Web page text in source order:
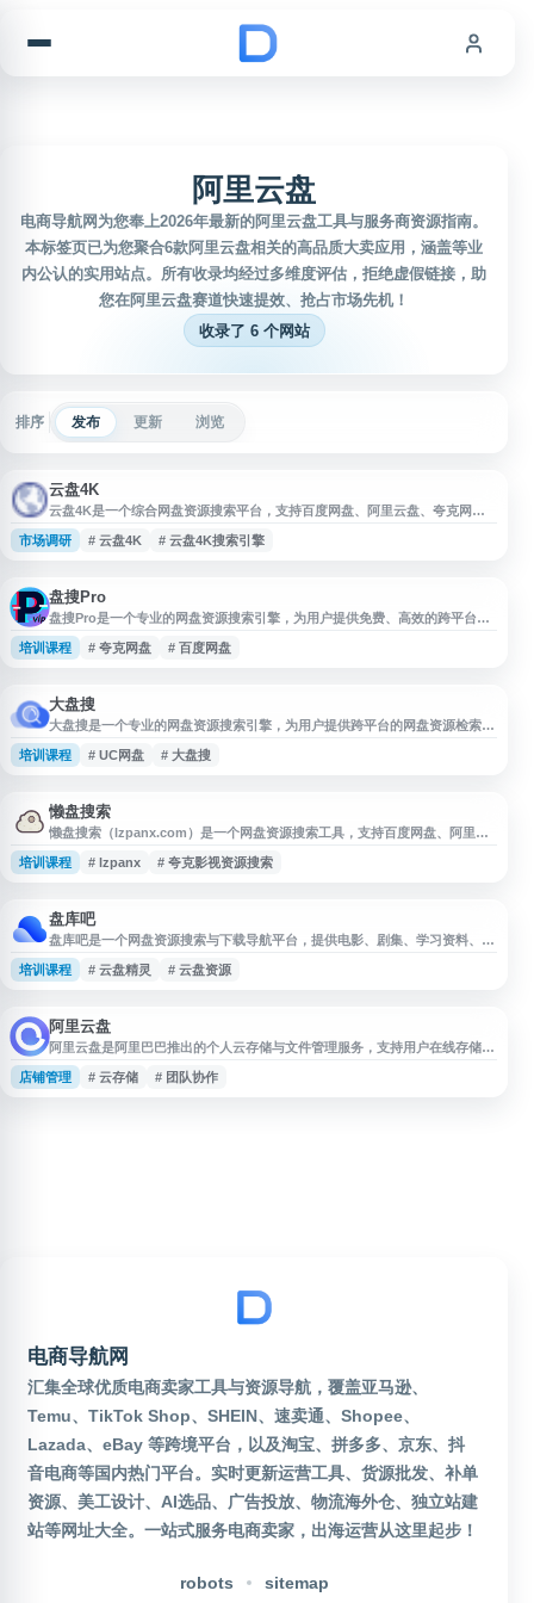
阿里云盘
电商导航网为您奉上2026年最新的阿里云盘工具与服务商资源指南。
本标签页已为您聚合6款阿里云盘相关的高品质大卖应用，涵盖等业
内公认的实用站点。所有收录均经过多维度评估，拒绝虚假链接，助
您在阿里云盘赛道快速提效、抢占市场先机！
收录了 6 个网站
排序 发布 更新 浏览
云盘4K
云盘4K是一个综合网盘资源搜索平台，支持百度网盘、阿里云盘、夸克网盘
等多类网盘内容检索。网站可用于搜索电影、资料及各类分享资源，并提供有
效链接识别与无效资源过滤功能，帮助用户更快查找可用网盘资源。平台资源
市场调研 # 云盘4K # 云盘4K搜索引擎
盘搜Pro
盘搜Pro是一个专业的网盘资源搜索引擎，为用户提供免费、高效的跨平台网
盘资源检索服务。该平台支持搜索阿里云盘、百度网盘、夸克网盘、迅雷网
盘、UC网盘、蓝奏云盘和115网盘等主流网盘中的公开分享资源，帮助用户快
学习资料、软
培训课程 # 夸克网盘 # 百度网盘
大盘搜
大盘搜是一个专业的网盘资源搜索引擎，为用户提供跨平台的网盘资源检索服
务。该平台支持夸克网盘、迅雷云盘、百度网盘、UC网盘、阿里云盘等主流
网盘的资源搜索，帮助用户快速定位和获取所需文件。 网站采用聚合搜索技
接等信息，方便用户直
培训课程 # UC网盘 # 大盘搜
懒盘搜索
懒盘搜索（lzpanx.com）是一个网盘资源搜索工具，支持百度网盘、阿里云
盘、夸克网盘等平台资源检索，用户可用于查找学习资料、文档、影视等网盘
分享内容。网站提供关键词搜索服务，帮助用户快速定位相关资源链接，适合
培训课程 # lzpanx # 夸克影视资源搜索
盘库吧
盘库吧是一个网盘资源搜索与下载导航平台，提供电影、剧集、学习资料、软
件等多类云盘资源检索服务。网站支持百度网盘、阿里云盘、夸克网盘、迅雷
云盘等资源搜索，内容每日更新，方便用户快速查找所需网盘链接与相关资源
培训课程 # 云盘精灵 # 云盘资源
阿里云盘
阿里云盘是阿里巴巴推出的个人云存储与文件管理服务，支持用户在线存储、
同步和管理图片、视频、文档等多类型文件。通过网页端及客户端，用户可进
行文件上传、下载、预览、分享和备份，适用于日常资料保存、多设备访问和
店铺管理 # 云存储 # 团队协作
电商导航网
汇集全球优质电商卖家工具与资源导航，覆盖亚马逊、
Temu、TikTok Shop、SHEIN、速卖通、Shopee、
Lazada、eBay 等跨境平台，以及淘宝、拼多多、京东、抖
音电商等国内热门平台。实时更新运营工具、货源批发、补单
资源、美工设计、AI选品、广告投放、物流海外仓、独立站建
站等网址大全。一站式服务电商卖家，出海运营从这里起步！
robots sitemap